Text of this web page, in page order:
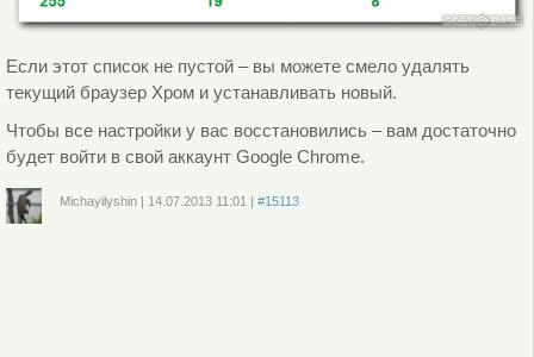
Если этот список не пустой – вы можете смело удалять
текущий браузер Хром и устанавливать новый.
Чтобы все настройки у вас восстановились – вам достаточно
будет войти в свой аккаунт Google Chrome.
Michayilyshin| 14.07.2013 11:01 #15113